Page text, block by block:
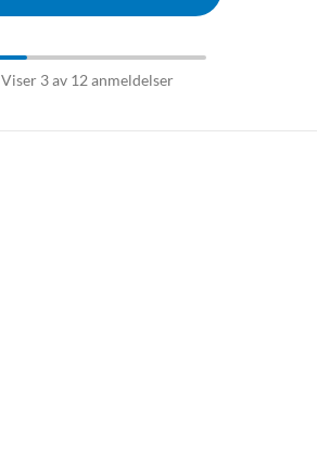
Viser 3 av 12 anmeldelser